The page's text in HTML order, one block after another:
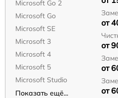
Microsoft Go 2
Microsoft Go
Microsoft SE
Microsoft 3
Microsoft 4
Microsoft 5
Microsoft Studio
Показать ещё...
от
от
от
от